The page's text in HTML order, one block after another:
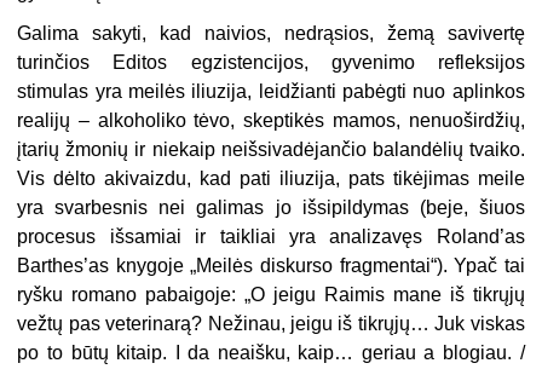
Galima sakyti, kad naivios, nedrąsios, žemą savivertę
turinčios Editos egzistencijos, gyvenimo refleksijos
stimulas yra meilės iliuzija, leidžianti pabėgti nuo aplinkos
realijų – alkoholiko tėvo, skeptikės mamos, nenuoširdžių,
įtarių žmonių ir niekaip neišsivadėjančio balandėlių tvaiko.
Vis dėlto akivaizdu, kad pati iliuzija, pats tikėjimas meile
yra svarbesnis nei galimas jo išsipildymas (beje, šiuos
procesus išsamiai ir taikliai yra analizavęs Roland’as
Barthes’as knygoje „Meilės diskurso fragmentai“). Ypač tai
ryšku romano pabaigoje: „O jeigu Raimis mane iš tikrųjų
vežtų pas veterinarą? Nežinau, jeigu iš tikrųjų… Juk viskas
po to būtų kitaip. I da neaišku, kaip… geriau a blogiau. /